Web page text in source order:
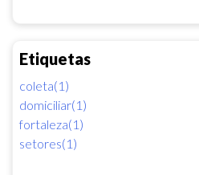
Etiquetas
coleta(1)
domiciliar(1)
fortaleza(1)
setores(1)